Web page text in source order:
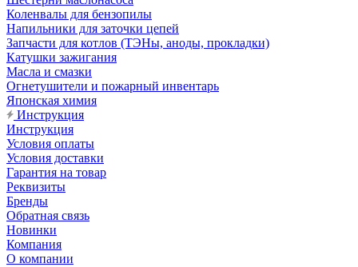
Коленвалы для бензопилы
Напильники для заточки цепей
Запчасти для котлов (ТЭНы, аноды, прокладки)
Катушки зажигания
Масла и смазки
Огнетушители и пожарный инвентарь
Японская химия
Инструкция
Инструкция
Условия оплаты
Условия доставки
Гарантия на товар
Реквизиты
Бренды
Обратная связь
Новинки
Компания
О компании